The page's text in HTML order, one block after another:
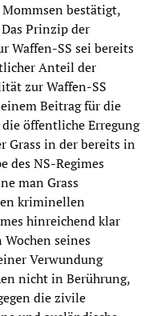
bestätigt,
Prinzip der
Waffen-SS sei bereits
Anteil der
zur Waffen-SS
Beitrag für die
öffentliche Erregung
Grass in der bereits in
des NS-Regimes
man Grass
kriminellen
hinreichend klar
seines
Verwundung
nicht in Berührung,
die zivile